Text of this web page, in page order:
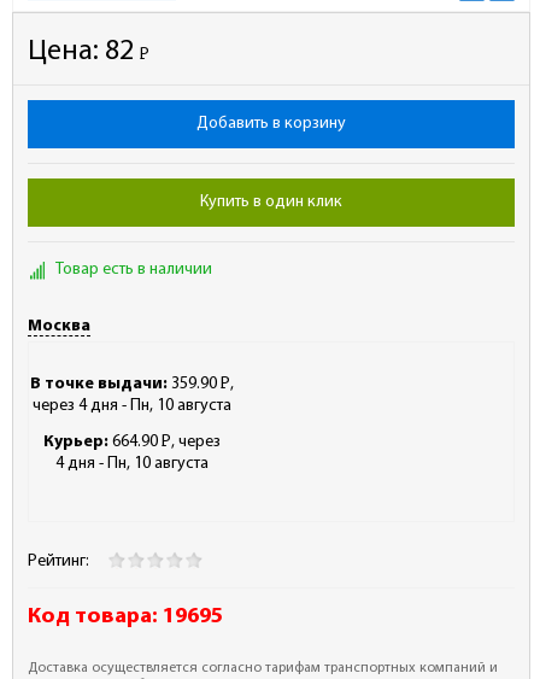
Цена: 82 Р
-
Добавить в корзину
Купить в один клик
Товар есть в наличии
Москва
В точке выдачи: 359.90 Р
- ,
через 4 дня - Пн, 10 августа
Курьер: 664.90 Р
- , через
4 дня - Пн, 10 августа
Рейтинг:
Код товара: 19695
Доставка осуществляется согласно тарифам транспортных компаний и